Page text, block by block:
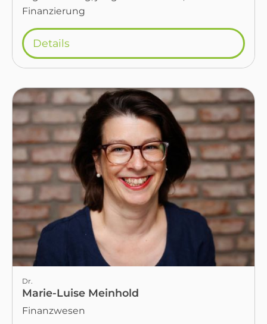
Finanzierung
Details
Dr.
Marie-Luise Meinhold
Finanzwesen